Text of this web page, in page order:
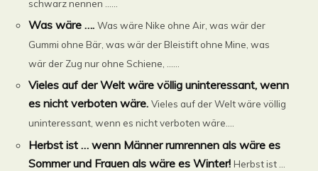
schwarz nennen ......
Was wäre …. Was wäre Nike ohne Air, was wär der
Gummi ohne Bär, was wär der Bleistift ohne Mine, was
wär der Zug nur ohne Schiene, ......
Vieles auf der Welt wäre völlig uninteressant, wenn
es nicht verboten wäre. Vieles auf der Welt wäre völlig
uninteressant, wenn es nicht verboten wäre....
Herbst ist … wenn Männer rumrennen als wäre es
Sommer und Frauen als wäre es Winter! Herbst ist …